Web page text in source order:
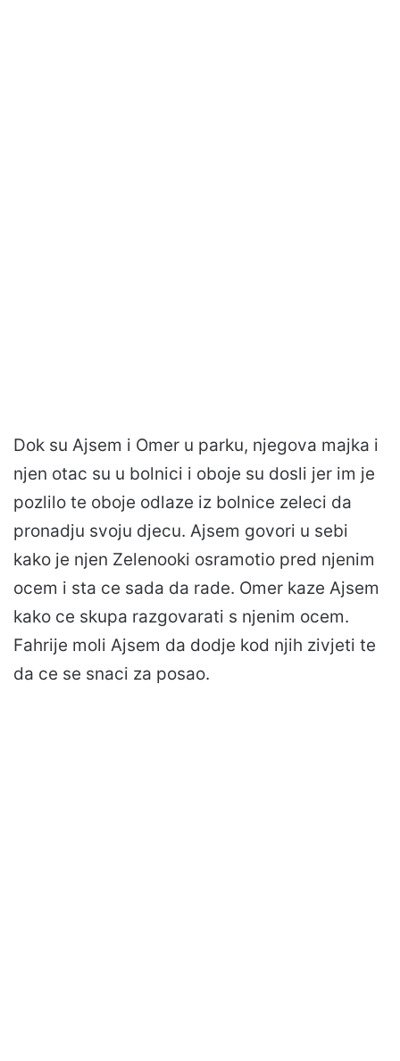
Dok su Ajsem i Omer u parku, njegova majka i
njen otac su u bolnici i oboje su dosli jer im je
pozlilo te oboje odlaze iz bolnice zeleci da
pronadju svoju djecu. Ajsem govori u sebi
kako je njen Zelenooki osramotio pred njenim
ocem i sta ce sada da rade. Omer kaze Ajsem
kako ce skupa razgovarati s njenim ocem.
Fahrije moli Ajsem da dodje kod njih zivjeti te
da ce se snaci za posao.